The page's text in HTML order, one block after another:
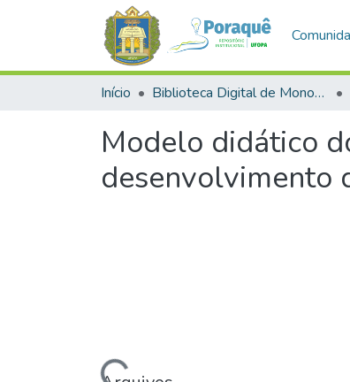
Início Biblioteca Digital de Monografias (BDM)
Modelo didático
desenvolvimento